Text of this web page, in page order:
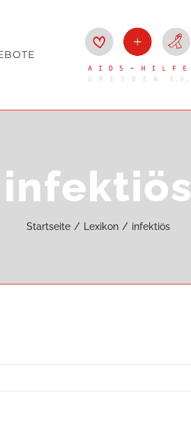
infektiös
Startseite Lexikon infektiös